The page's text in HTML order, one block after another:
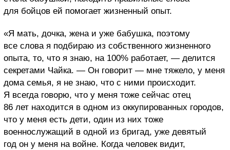
для бойцов ей помогает жизненный опыт.
«Я мать, дочка, жена и уже бабушка, поэтому
все слова я подбираю из собственного жизненного
опыта, то, что я знаю, на 100% работает, — делится
секретами Чайка. — Он говорит — мне тяжело, у меня
дома семья, я не знаю, что с ними происходит.
Я всегда говорю, что у меня тоже сейчас отец
86 лет находится в одном из оккупированных городов,
что у меня есть дети, один из них тоже
военнослужащий в одной из бригад, уже девятый
год он у меня на войне. Когда человек видит,